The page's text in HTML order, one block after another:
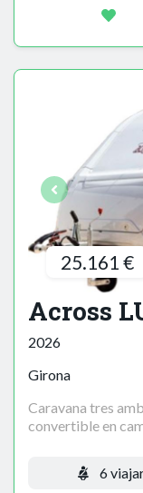
25.161 €
Across
2026
Girona
Caravana tres
convertible en
6